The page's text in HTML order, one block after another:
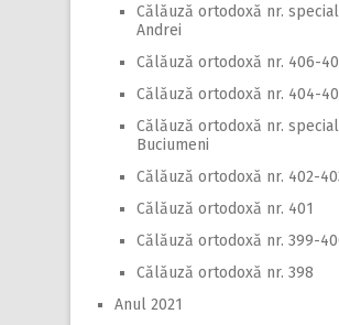
Călăuză ortodoxă nr.
Andrei
Călăuză ortodoxă nr. 406-
Călăuză ortodoxă nr. 404-
Călăuză ortodoxă nr. special
Buciumeni
Călăuză ortodoxă nr. 402-
Călăuză ortodoxă nr. 401
Călăuză ortodoxă nr. 399-
Călăuză ortodoxă nr. 398
Anul 2021